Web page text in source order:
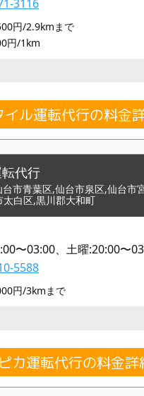
3116
円/2.9kmまで
円/1km
イル運転代行の料金
代行
市青葉区,仙台市泉区,仙台市
太白区,黒川郡大和町
〜03:00、土曜:20:00〜
5588
円/3kmまで
カ運転代行の料金詳